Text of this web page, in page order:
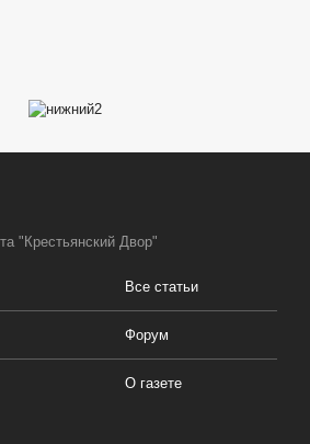
"Крестьянский Двор"
Все статьи
Форум
О газете